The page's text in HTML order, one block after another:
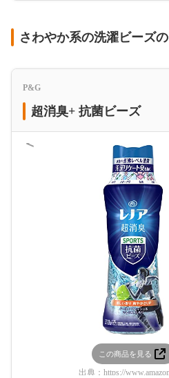
さわやか系の洗濯ビーズ
P&G
超消臭+ 抗菌ビーズ
＜
この商品を見る
出典： https://